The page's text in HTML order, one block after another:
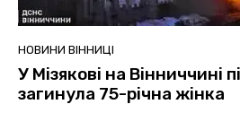
НОВИНИ ВІННИЦІ
У Мізякові на Вінниччині
загинула 75-річна жінка